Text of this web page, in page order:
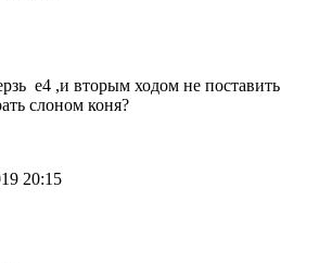
e4 ,и вторым ходом не поставить
слоном коня?
20:15